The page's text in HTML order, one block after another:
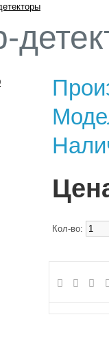
Кол-во: